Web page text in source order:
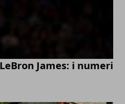
James: i numeri